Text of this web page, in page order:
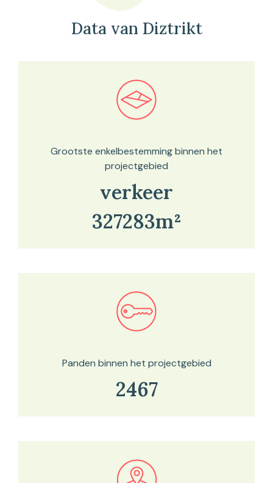
Data van Diztrikt
Bekijk in onze kaartviewer
Grootste enkelbestemming binnen het
projectgebied
verkeer
327283m²
Bekijk in onze kaartviewer
Panden binnen het projectgebied
2467